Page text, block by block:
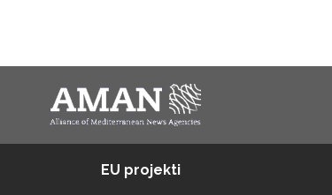
EU projekti